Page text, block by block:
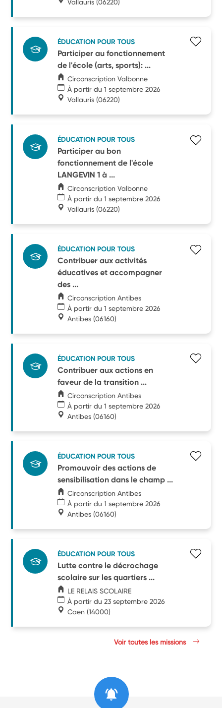
Vallauris (06220)
ÉDUCATION POUR TOUS
Participer au fonctionnement
de l'école (arts, sports): ...
Circonscription Valbonne
À partir du 1 septembre 2026
Vallauris (06220)
ÉDUCATION POUR TOUS
Participer au bon
fonctionnement de l'école
LANGEVIN 1 à ...
Circonscription Valbonne
À partir du 1 septembre 2026
Vallauris (06220)
ÉDUCATION POUR TOUS
Contribuer aux activités
éducatives et accompagner
des ...
Circonscription Antibes
À partir du 1 septembre 2026
Antibes (06160)
ÉDUCATION POUR TOUS
Contribuer aux actions en
faveur de la transition ...
Circonscription Antibes
À partir du 1 septembre 2026
Antibes (06160)
ÉDUCATION POUR TOUS
Promouvoir des actions de
sensibilisation dans le champ ...
Circonscription Antibes
À partir du 1 septembre 2026
Antibes (06160)
ÉDUCATION POUR TOUS
Lutte contre le décrochage
scolaire sur les quartiers ...
LE RELAIS SCOLAIRE
À partir du 23 septembre 2026
Caen (14000)
Voir toutes les missions